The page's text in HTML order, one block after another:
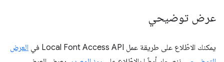
عرض توضيحي
يمكنك الاطّلاع على طريقة عمل Local Font Access API في
العرض